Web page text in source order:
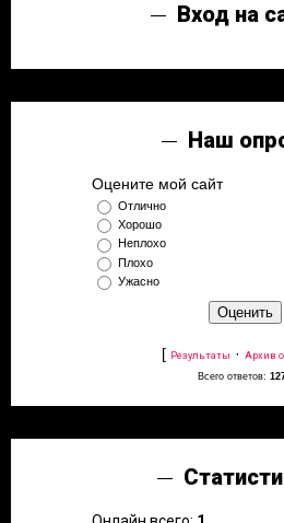
Вход на
Наш
Оцените мой сайт
Отлично
Хорошо
Неплохо
Плохо
Ужасно
[ Результаты · Архив
Всего ответов: